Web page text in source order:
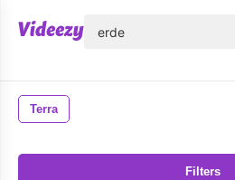
Terra
Filters